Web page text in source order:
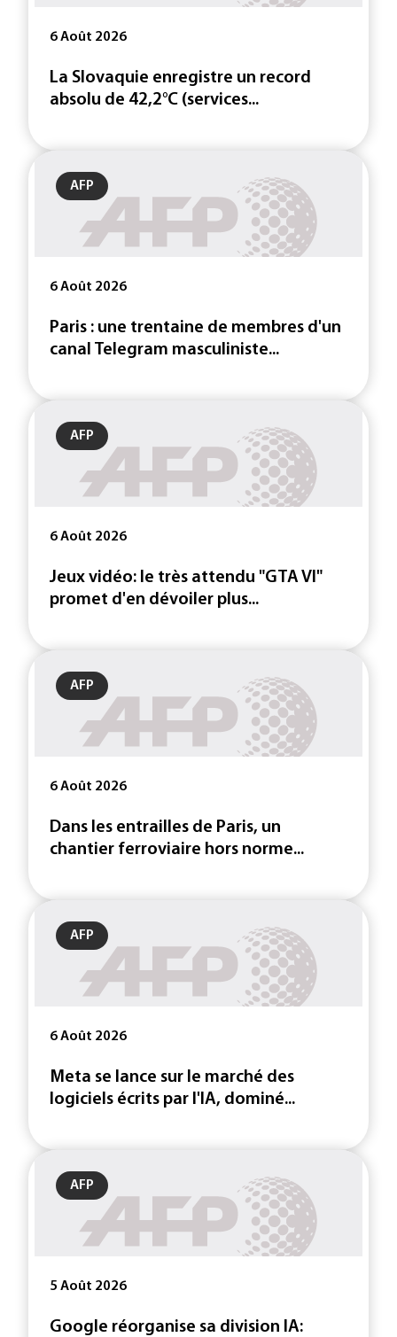
6 Août 2026
La Slovaquie enregistre un record
absolu de 42,2°C (services...
AFP
6 Août 2026
Paris : une trentaine de membres d'un
canal Telegram masculiniste...
AFP
6 Août 2026
Jeux vidéo: le très attendu "GTA VI"
promet d'en dévoiler plus...
AFP
6 Août 2026
Dans les entrailles de Paris, un
chantier ferroviaire hors norme...
AFP
6 Août 2026
Meta se lance sur le marché des
logiciels écrits par l'IA, dominé...
AFP
5 Août 2026
Google réorganise sa division IA: